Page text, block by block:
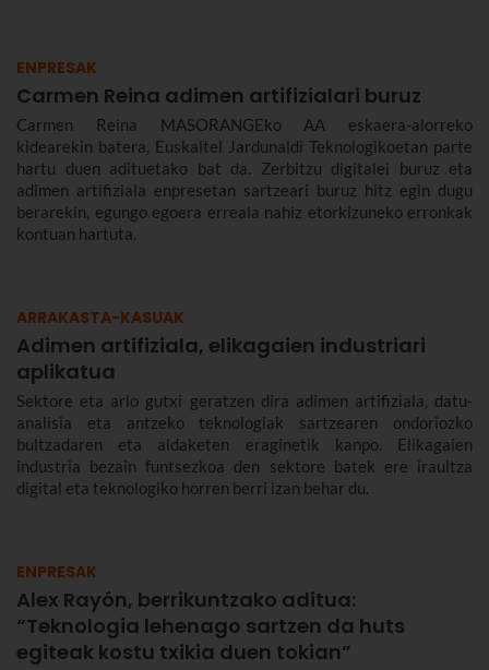
ENPRESAK
Carmen Reina adimen artifizialari buruz
Carmen Reina MASORANGEko AA eskaera-alorreko
kidearekin batera, Euskaltel Jardunaldi Teknologikoetan parte
hartu duen adituetako bat da. Zerbitzu digitalei buruz eta
adimen artifiziala enpresetan sartzeari buruz hitz egin dugu
berarekin, egungo egoera erreala nahiz etorkizuneko erronkak
kontuan hartuta.
ARRAKASTA-KASUAK
Adimen artifiziala, elikagaien industriari
aplikatua
Sektore eta arlo gutxi geratzen dira adimen artifiziala, datu-
analisia eta antzeko teknologiak sartzearen ondoriozko
bultzadaren eta aldaketen eraginetik kanpo. Elikagaien
industria bezain funtsezkoa den sektore batek ere iraultza
digital eta teknologiko horren berri izan behar du.
ENPRESAK
Alex Rayón, berrikuntzako aditua:
“Teknologia lehenago sartzen da huts
egiteak kostu txikia duen tokian”